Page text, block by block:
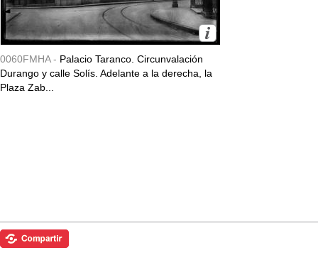
0060FMHA - Palacio Taranco. Circunvalación
Durango y calle Solís. Adelante a la derecha, la
Plaza Zab...